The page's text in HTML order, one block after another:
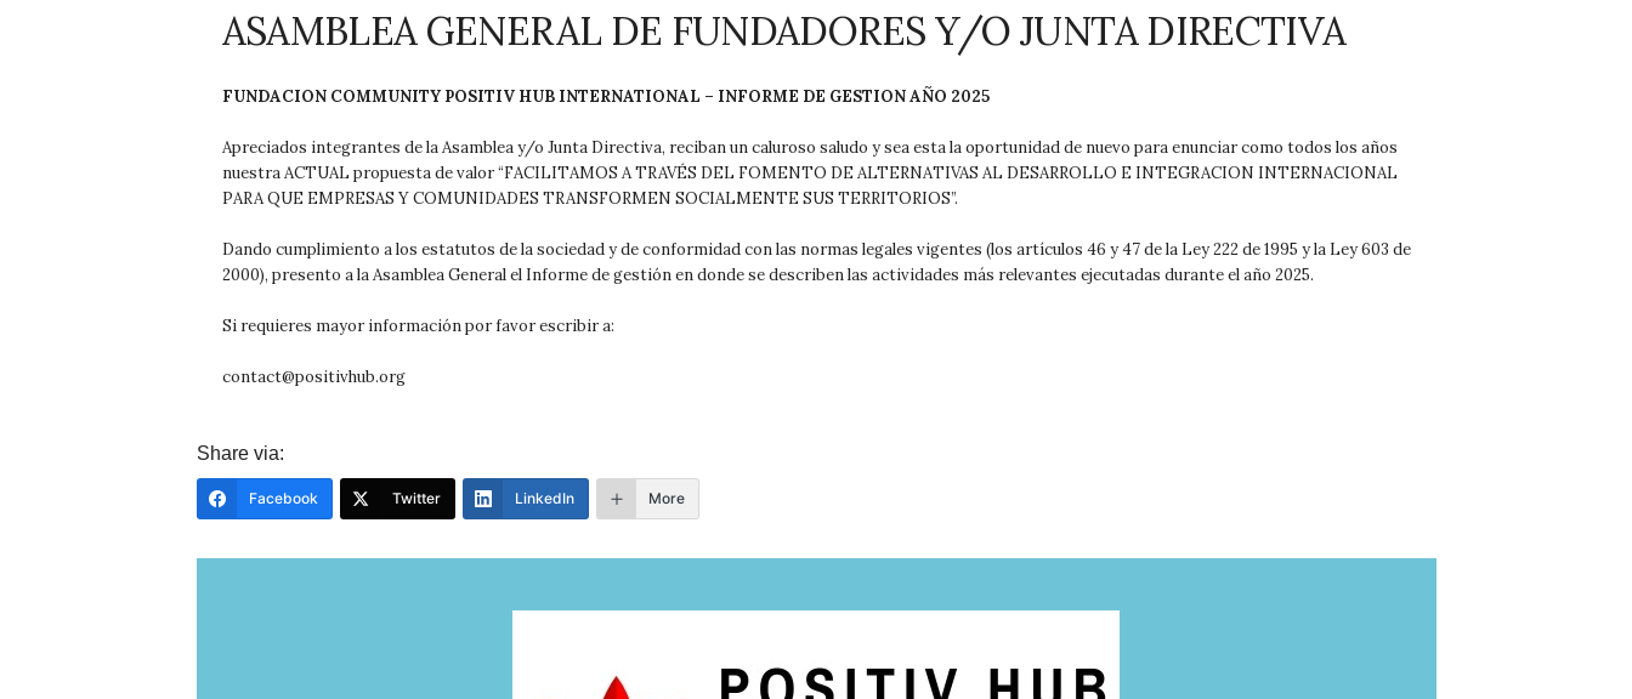
ASAMBLEA GENERAL DE FUNDADORES Y/O JUNTA DIRECTIVA
FUNDACION COMMUNITY POSITIV HUB INTERNATIONAL – INFORME DE GESTION AÑO 2025
Apreciados integrantes de la Asamblea y/o Junta Directiva, reciban un caluroso saludo y sea esta la oportunidad de nuevo para enunciar como todos los años
nuestra ACTUAL propuesta de valor “FACILITAMOS A TRAVÉS DEL FOMENTO DE ALTERNATIVAS AL DESARROLLO E INTEGRACION INTERNACIONAL
PARA QUE EMPRESAS Y COMUNIDADES TRANSFORMEN SOCIALMENTE SUS TERRITORIOS”.
Dando cumplimiento a los estatutos de la sociedad y de conformidad con las normas legales vigentes (los artículos 46 y 47 de la Ley 222 de 1995 y la Ley 603 de
2000), presento a la Asamblea General el Informe de gestión en donde se describen las actividades más relevantes ejecutadas durante el año 2025.
Si requieres mayor información por favor escribir a:
contact@positivhub.org
Share via:
Facebook Twitter LinkedIn More